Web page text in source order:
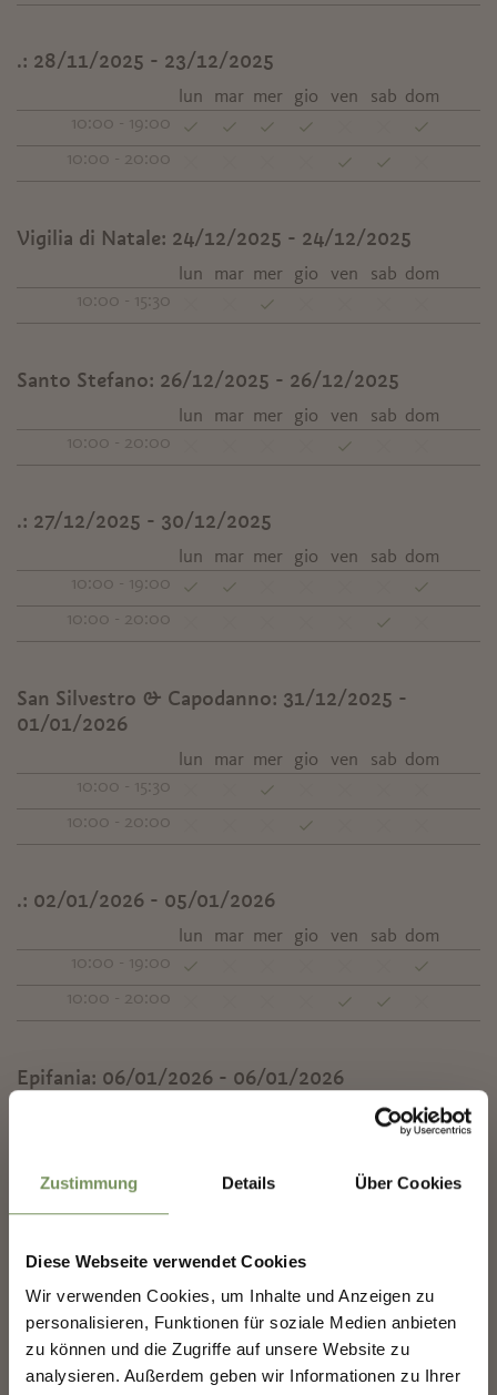
Zustimmung Details Über Cookies
Diese Webseite verwendet Cookies
Wir verwenden Cookies, um Inhalte und Anzeigen zu
personalisieren, Funktionen für soziale Medien anbieten
zu können und die Zugriffe auf unsere Website zu
analysieren. Außerdem geben wir Informationen zu Ihrer
.: 28/11/2025 - 23/12/2025
lun mar mer gio ven sab dom
10:00 - 19:00
10:00 - 20:00
Vigilia di Natale: 24/12/2025 - 24/12/2025
lun mar mer gio ven sab dom
10:00 - 15:30
Santo Stefano: 26/12/2025 - 26/12/2025
lun mar mer gio ven sab dom
10:00 - 20:00
.: 27/12/2025 - 30/12/2025
lun mar mer gio ven sab dom
10:00 - 19:00
10:00 - 20:00
San Silvestro & Capodanno: 31/12/2025 -
01/01/2026
lun mar mer gio ven sab dom
10:00 - 15:30
10:00 - 20:00
.: 02/01/2026 - 05/01/2026
lun mar mer gio ven sab dom
10:00 - 19:00
10:00 - 20:00
Epifania: 06/01/2026 - 06/01/2026
sab dom
Contatto
Passeggiata Lungo Passirio - Casetta 7
39012 Merano
filo.meran@gmail.com
mercatini.merano.eu
✖
COSTRUIAMO INSIEME IL
FUTURO DI MERANO.
COSTRUIAMO INSIEME IL FUTURO DI